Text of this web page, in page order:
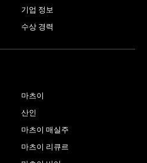
기업 정보
수상 경력
마츠이
산인
마츠이 매실주
마츠이 리큐르